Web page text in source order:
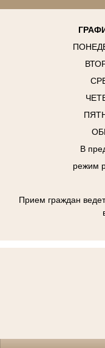
В
режим
Прием граждан